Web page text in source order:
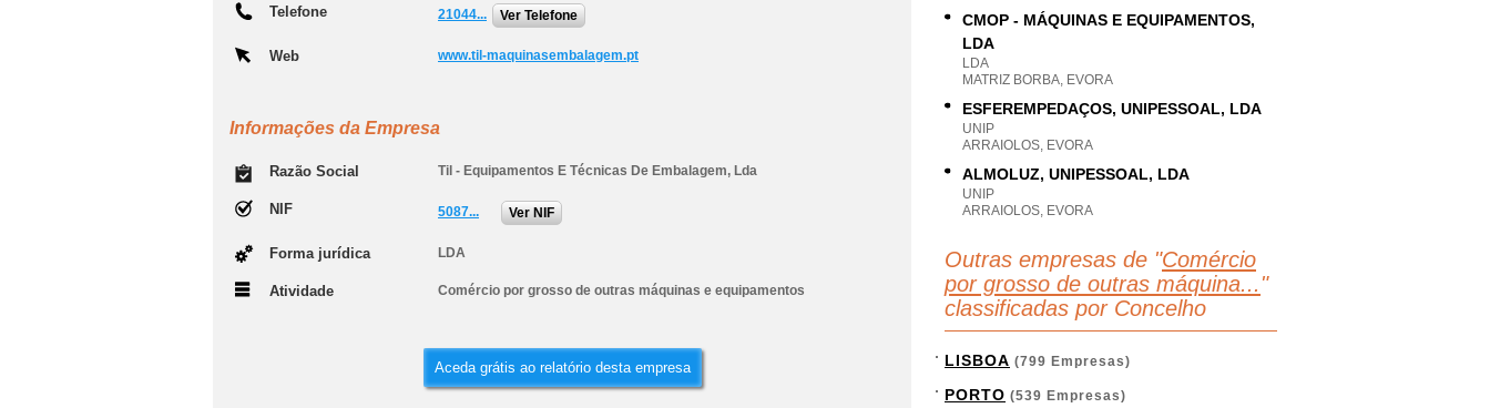
Telefone 21044... Ver Telefone
Web www.til-maquinasembalagem.pt
Informações da Empresa
Razão Social Til - Equipamentos E Técnicas De Embalagem, Lda
NIF 5087... Ver NIF
Forma jurídica LDA
Atividade Comércio por grosso de outras máquinas e equipamentos
Aceda grátis ao relatório desta empresa
CMOP - MÁQUINAS E EQUIPAMENTOS,
LDA
LDA
MATRIZ BORBA, EVORA
ESFEREMPEDAÇOS, UNIPESSOAL, LDA
UNIP
ARRAIOLOS, EVORA
ALMOLUZ, UNIPESSOAL, LDA
UNIP
ARRAIOLOS, EVORA
Outras empresas de "Comércio
por grosso de outras máquina... "
classificadas por Concelho
LISBOA (799 Empresas)
PORTO (539 Empresas)